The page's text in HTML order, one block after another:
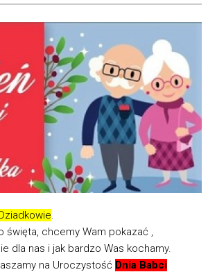
.
święta, chcemy Wam pokazać ,
dla nas i jak bardzo Was kochamy.
na Uroczystość Dnia Babci